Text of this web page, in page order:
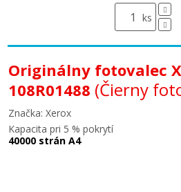
ks
Originálny fotovalec
108R01488 (Čierny
Značka: Xerox
Kapacita pri 5 % pokrytí
40000 strán A4